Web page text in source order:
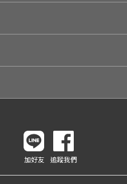
加好友 追蹤我們